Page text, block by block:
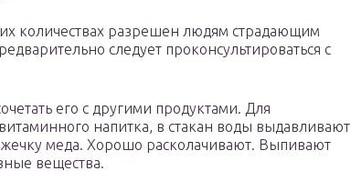
количествах разрешен людям страдающим
следует проконсультироваться с
его с другими продуктами. Для
напитка, в стакан воды выдавливают
меда. Хорошо расколачивают. Выпивают
вещества.